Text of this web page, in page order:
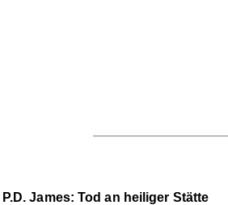
P.D. James: Tod an heiliger Stätte